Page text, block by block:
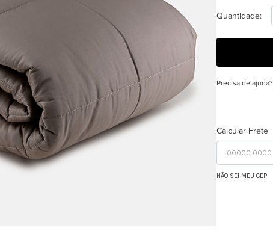
Quantidade
Precisa de ajuda?
Calcular Frete
NÃO SEI MEU CEP